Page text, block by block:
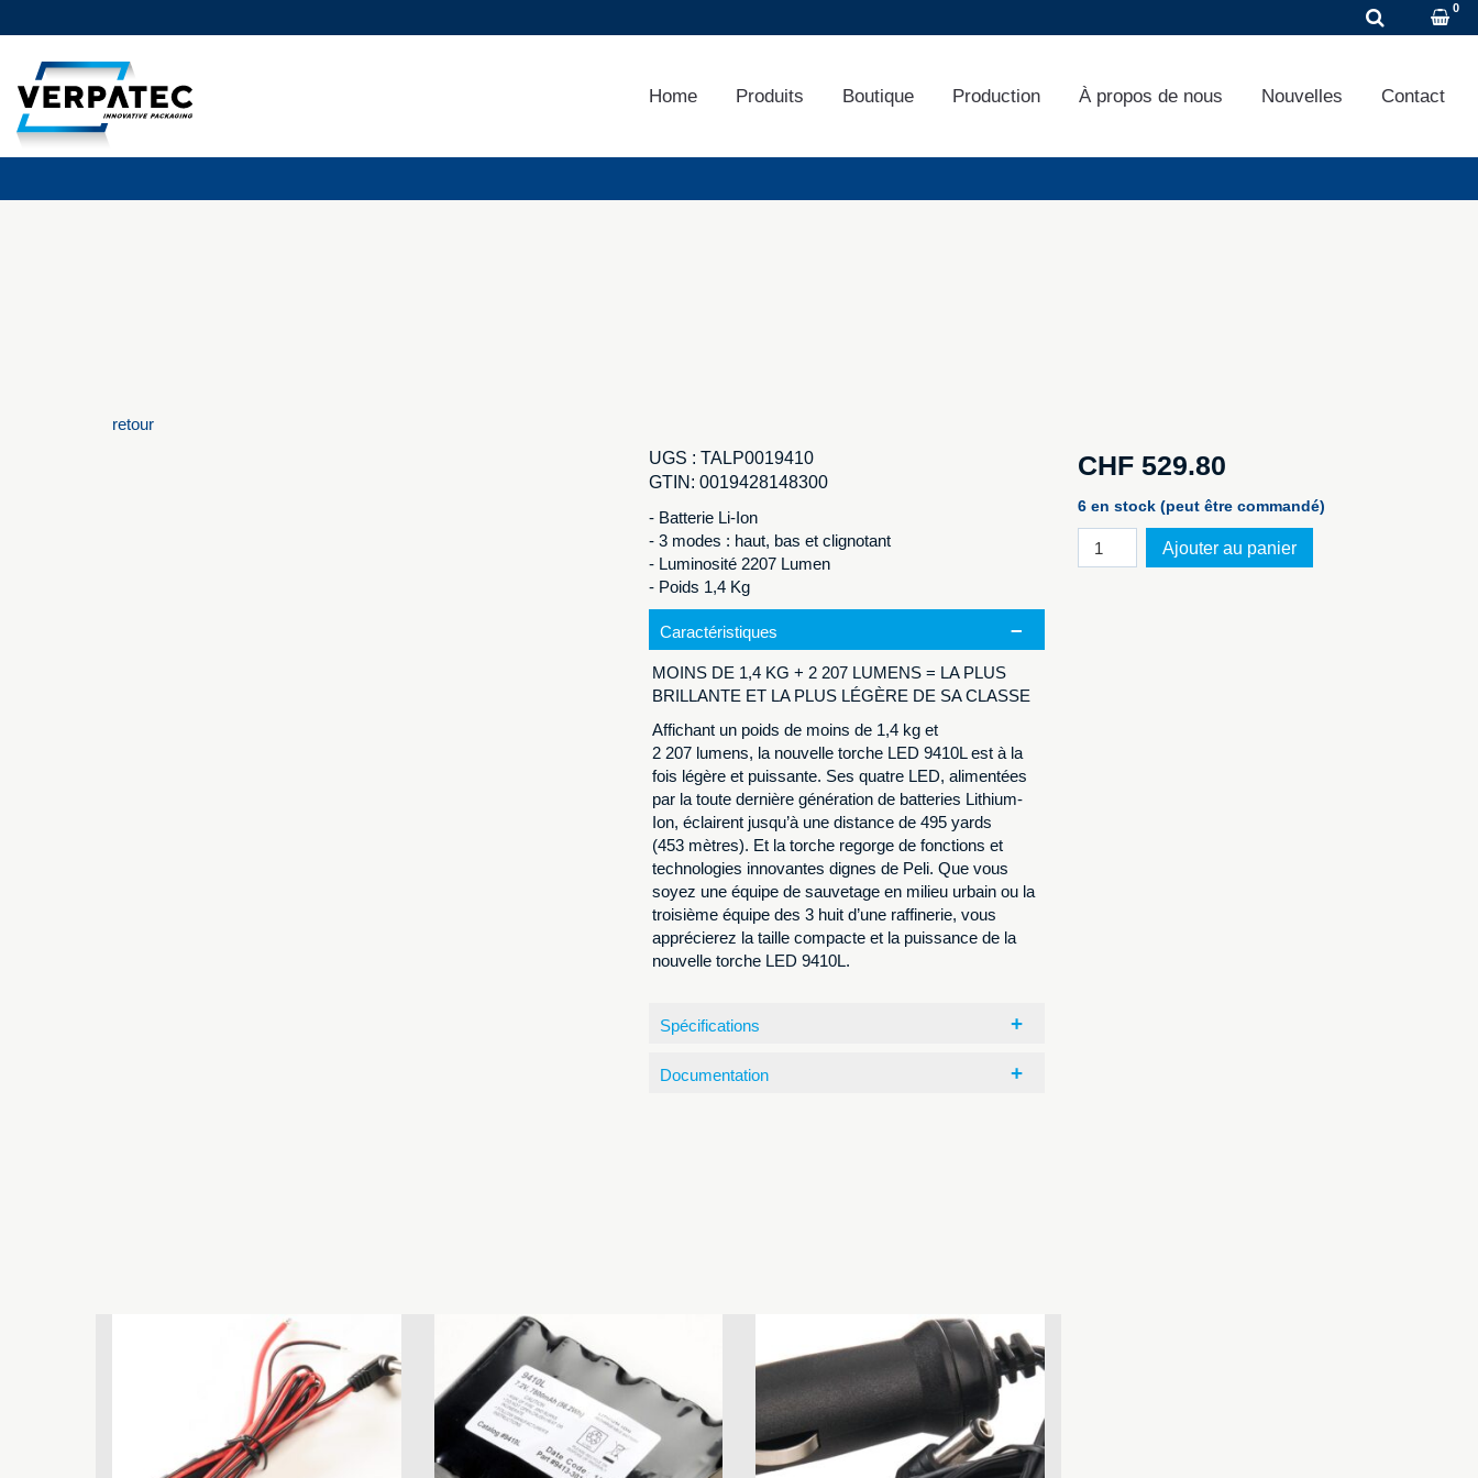
Home Produits Boutique Production À propos de nous Nouvelles Contact
retour
UGS : TALP0019410
GTIN: 0019428148300
- Batterie Li-Ion
- 3 modes : haut, bas et clignotant
- Luminosité 2207 Lumen
- Poids 1,4 Kg
Caractéristiques
MOINS DE 1,4 KG + 2 207 LUMENS = LA PLUS
BRILLANTE ET LA PLUS LÉGÈRE DE SA CLASSE
Affichant un poids de moins de 1,4 kg et
2 207 lumens, la nouvelle torche LED 9410L est à la
fois légère et puissante. Ses quatre LED, alimentées
par la toute dernière génération de batteries Lithium-
Ion, éclairent jusqu’à une distance de 495 yards
(453 mètres). Et la torche regorge de fonctions et
technologies innovantes dignes de Peli. Que vous
soyez une équipe de sauvetage en milieu urbain ou la
troisième équipe des 3 huit d’une raffinerie, vous
apprécierez la taille compacte et la puissance de la
nouvelle torche LED 9410L.
Spécifications
Documentation
CHF529.80
6 en stock (peut être commandé)
Ajouter au panier